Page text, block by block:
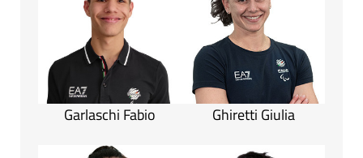
Garlaschi Fabio Ghiretti Giulia